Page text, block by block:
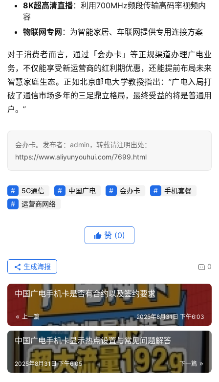
8K超高清直播：利用700MHz频段传输高码率视频内
容
物联网专网 ：为智能家居、车联网提供专用连接方案
对于消费者而言，通过「会办卡」等正规渠道办理广电业
务，不仅能享受新运营商的红利期优惠，还能提前布局未来
智慧家庭生态。正如北京邮电大学教授指出：”广电入局打
破了通信市场多年的三足鼎立格局，最终受益的将是普通用
户。”
会办卡。发布者：admin，转载请注明出处：
https://www.aliyunyouhui.com/7699.html
5G通信 中国广电 会办卡
手机套餐
运营商网络
赞 (0)
0
生成海报
中国广电手机卡是否有合约以及签约要求
上一篇 2025年8月31日 下午6:03
中国广电手机卡显示热点设置与常见问题解答
下一篇
2025年8月31日 下午6:05